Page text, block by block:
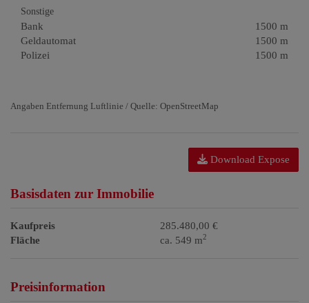
Sonstige
Bank
1500 m
Geldautomat
1500 m
Polizei
1500 m
Angaben Entfernung Luftlinie / Quelle: OpenStreetMap
Download Expose
Basisdaten zur Immobilie
Kaufpreis
285.480,00 €
Fläche
ca. 549 m2
Preisinformation